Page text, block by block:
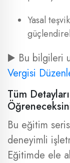
Yasal
▶️ Bu bilgileri
Vergisi
Tüm
Bu eğitim
deneyimli
Eğitimde ele